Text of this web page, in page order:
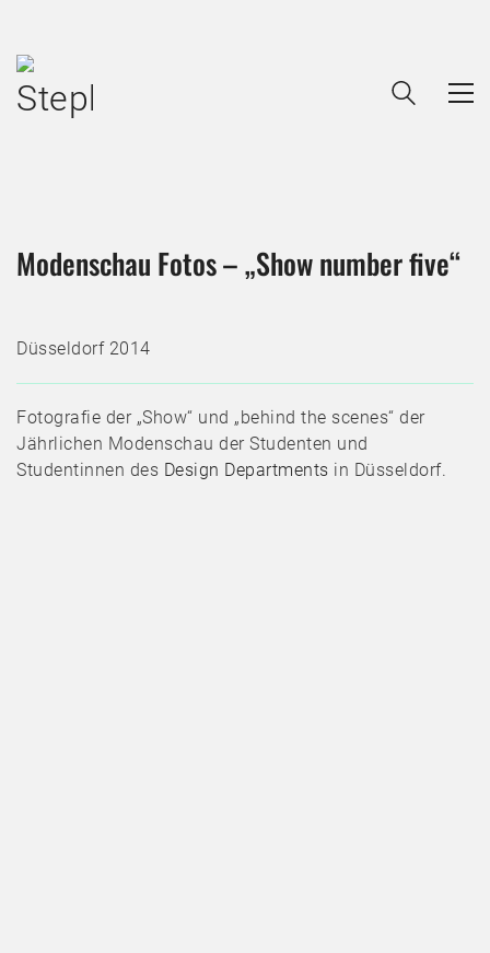
Modenschau Fotos – „Show number five“
Düsseldorf 2014
Fotografie der „Show“ und „behind the scenes“ der
Jährlichen Modenschau der Studenten und
Studentinnen des Design Departments in Düsseldorf.